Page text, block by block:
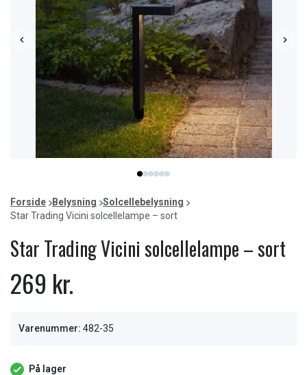
item
0
item
1
item
2
item
3
item
4
item
5
of
6
Forside Belysning
Solcellebelysning
Star Trading Vicini solcellelampe – sort
Star Trading Vicini solcellelampe – sort
269 kr.
Varenummer: 482-35
På lager